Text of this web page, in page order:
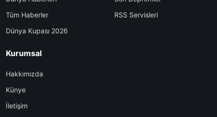
Tüm Haberler
Dünya Kupası 2026
RSS Servisleri
Kurumsal
Hakkımızda
Künye
İletişim